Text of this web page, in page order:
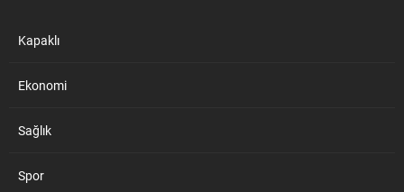
Kapaklı
Ekonomi
Sağlık
Spor